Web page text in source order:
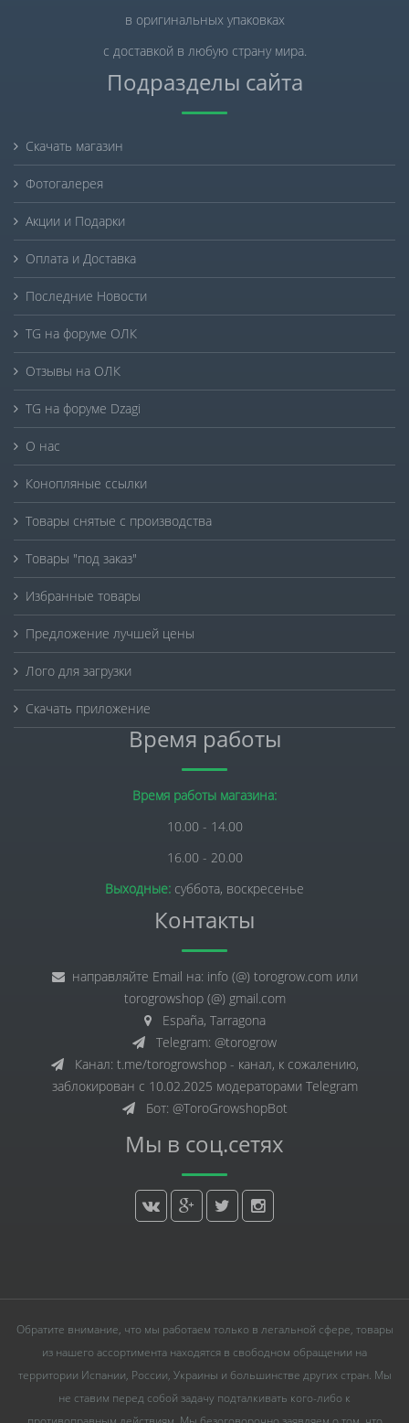
в оригинальных упаковках
с доставкой в любую страну мира.
Подразделы сайта
Скачать магазин
Фотогалерея
Акции и Подарки
Оплата и Доставка
Последние Новости
TG на форуме ОЛК
Отзывы на ОЛК
TG на форуме Dzagi
О нас
Конопляные ссылки
Товары снятые с производства
Товары "под заказ"
Избранные товары
Предложение лучшей цены
Лого для загрузки
Скачать приложение
Время работы
Время работы магазина:
10.00 - 14.00
16.00 - 20.00
Выходные: суббота, воскресенье
Контакты
направляйте Email на: info (@) torogrow.com или
torogrowshop (@) gmail.com
España, Tarragona
Telegram: @torogrow
Канал: t.me/torogrowshop - канал, к сожалению,
заблокирован с 10.02.2025 модераторами Telegram
Бот: @ToroGrowshopBot
Мы в соц.сетях
Обратите внимание, что мы работаем только в легальной сфере, товары
из нашего ассортимента находятся в свободном обращении на
территории Испании, России, Украины и большинстве других стран. Мы
не ставим перед собой задачу подталкивать кого-либо к